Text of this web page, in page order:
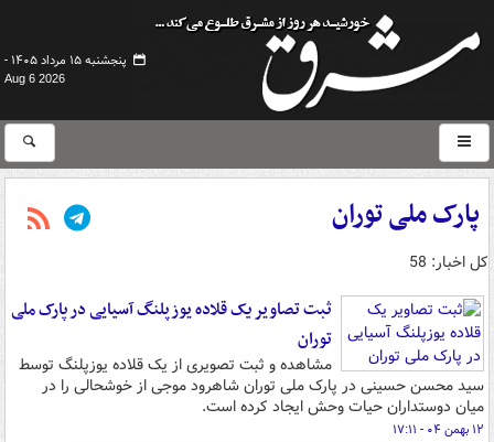
پنجشنبه ۱۵ مرداد ۱۴۰۵ -
Aug 6 2026
پارک ملی توران
کل اخبار: 58
ثبت تصاویر یک قلاده یوزپلنگ آسیایی در پارک ملی
توران
مشاهده و ثبت تصویری از یک قلاده یوزپلنگ توسط
سید محسن حسینی در پارک ملی توران شاهرود موجی از خوشحالی را در
میان دوستداران حیات وحش ایجاد کرده است.
۱۲ بهمن ۰۴ - ۱۷:۱۱